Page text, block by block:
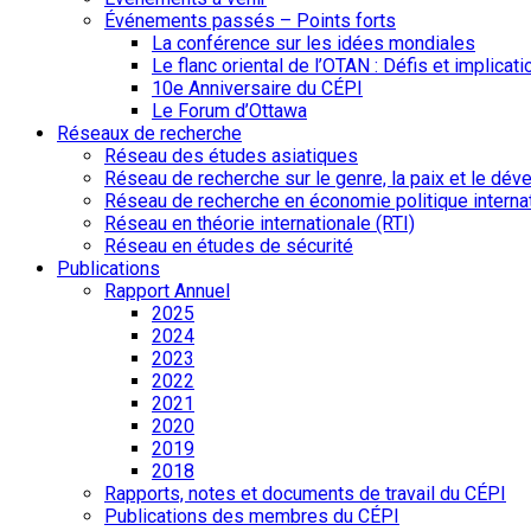
Événements passés – Points forts
La conférence sur les idées mondiales
Le flanc oriental de l’OTAN : Défis et
10e Anniversaire du CÉPI
Le Forum d’Ottawa
Réseaux de recherche
Réseau des études asiatiques
Réseau de recherche sur le genre, la paix et le
Réseau de recherche en économie politique
Réseau en théorie internationale (RTI)
Réseau en études de sécurité
Publications
Rapport Annuel
2025
2024
2023
2022
2021
2020
2019
2018
Rapports, notes et documents de travail du CÉPI
Publications des membres du CÉPI